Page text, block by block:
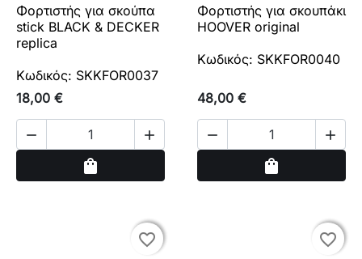
Φορτιστής για σκούπα
stick BLACK & DECKER
replica
Κωδικός: SKKFOR0037
18,00 €
 
shopping_bag
Φορτιστής για σκουπάκι
HOOVER original
Κωδικός: SKKFOR0040
48,00 €
 
shopping_bag
favorite_border
favorite_border favorite_border
favorite_border